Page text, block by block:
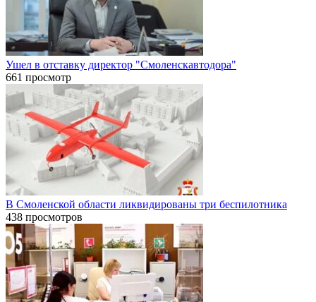
Ушел в отставку директор "Смоленскавтодора"
661 просмотр
В Смоленской области ликвидированы три беспилотника
438 просмотров